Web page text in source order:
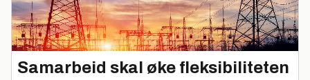
Samarbeid skal øke fleksibiliteten